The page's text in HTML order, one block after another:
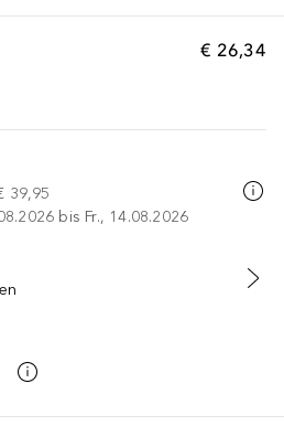
€ 26,34
39,95
bis Fr., 14.08.2026
WARENKORB